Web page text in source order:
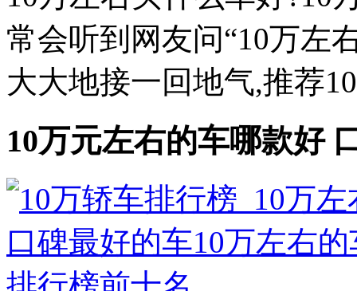
常会听到网友问“10万左
大大地接一回地气,推荐
10万元左右的车哪款好